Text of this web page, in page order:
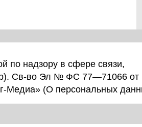
по надзору в сфере связи,
Св-во Эл № ФС 77—71066 от
Медиа» (О персональных